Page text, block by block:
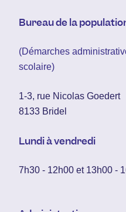
Bureau de la
(Démarches
scolaire)
1-3, rue Nicolas Goedert
8133 Bridel
Lundi à vendredi
7h30 - 12h00 et 13h00 -